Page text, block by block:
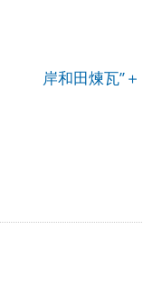
岸和田煉瓦”